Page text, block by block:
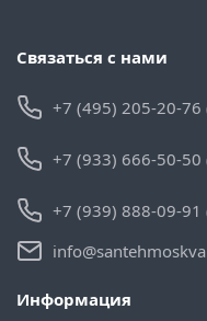
Связаться с нами
+7 (495) 205-20-
+7 (933) 666-50-
+7 (939) 888-09-
Информация